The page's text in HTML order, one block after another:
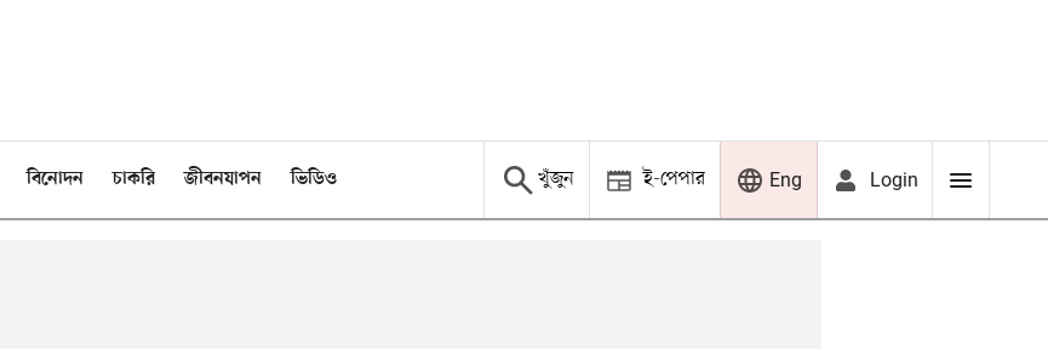
বিনোদন চাকরি জীবনযাপন ভিডিও খুঁজুন ই-পেপার Eng Login